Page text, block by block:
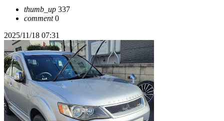
thumb_up 337
comment0
2025/11/18 07:31